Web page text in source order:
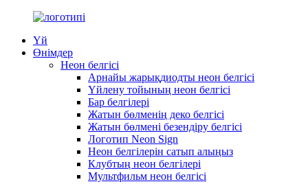
Үй
Өнімдер
Неон белгісі
Арнайы жарықдиодты неон белгісі
Үйлену тойының неон белгісі
Бар белгілері
Жатын бөлменің деко белгісі
Жатын бөлмені безендіру белгісі
Логотип Neon Sign
Неон белгілерін сатып алыңыз
Клубтың неон белгілері
Мультфильм неон белгісі